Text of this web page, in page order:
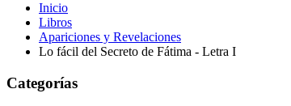
Inicio
Libros
Apariciones y Revelaciones
Lo fácil del Secreto de Fátima - Letra I
Categorías